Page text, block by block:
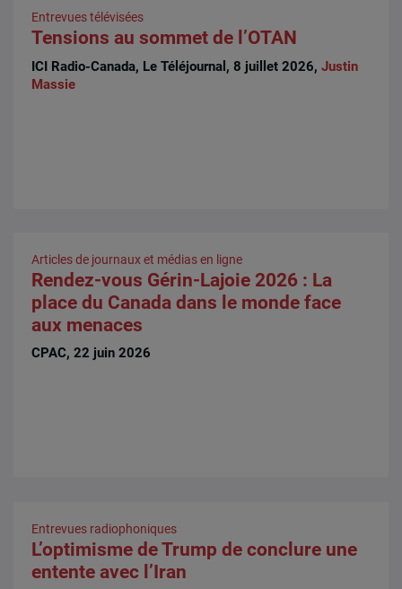
Entrevues télévisées
Tensions au sommet de l’OTAN
ICI Radio-Canada, Le Téléjournal, 8 juillet 2026,Justin
Massie
Articles de journaux et médias en ligne
Rendez-vous Gérin-Lajoie 2026 : La
place du Canada dans le monde face
aux menaces
CPAC, 22 juin 2026
Entrevues radiophoniques
L’optimisme de Trump de conclure une
entente avec l’Iran